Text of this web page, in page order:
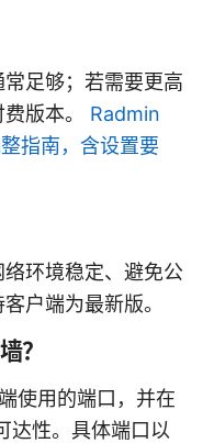
足够；若需要更高
版本。 Radmin
指南，含设置要
环境稳定、避免公
户端为最新版。
？
使用的端口，并在
达性。具体端口以